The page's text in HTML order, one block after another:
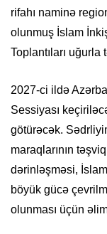
rifahı naminə
olunmuş İslam
Toplantıları
2027-ci ildə
Sessiyası
götürəcək.
maraqlarının
dərinləşməsi,
böyük gücə
olunması üçün